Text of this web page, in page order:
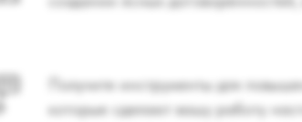
Получите инструменты для
которые сделают вашу работу